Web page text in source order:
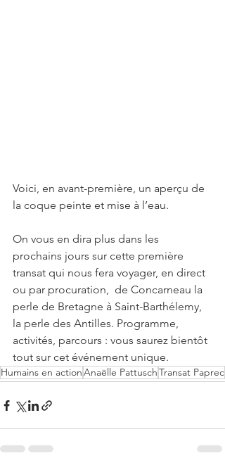
Voici, en avant-première, un aperçu de
la coque peinte et mise à l’eau.
On vous en dira plus dans les
prochains jours sur cette première
transat qui nous fera voyager, en direct
ou par procuration,  de Concarneau la
perle de Bretagne à Saint-Barthélemy,
la perle des Antilles. Programme,
activités, parcours : vous saurez bientôt
tout sur cet événement unique.
Humains en actionAnaëlle PattuschTransat Paprec